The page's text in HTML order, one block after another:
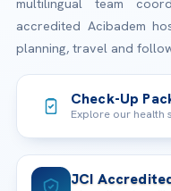
multilingual team
accredited Acibadem
planning, travel and
Check-Up
Explore our health
JCI